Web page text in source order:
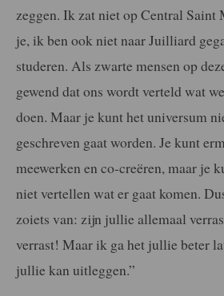
zeggen. Ik zat niet op Central Saint
je, ik ben ook niet naar Juilliard
studeren. Als zwarte mensen op
gewend dat ons wordt verteld wat
doen. Maar je kunt het universum
geschreven gaat worden. Je kunt
meewerken en co-creëren, maar je
niet vertellen wat er gaat komen.
zoiets van: zijn jullie allemaal
verrast! Maar ik ga het jullie beter
jullie kan uitleggen.”